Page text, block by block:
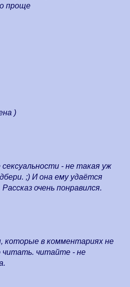
проще
)
- не такая уж
;) И она ему удаётся
очень понравился.
которые в комментариях не
читать. читайте - не